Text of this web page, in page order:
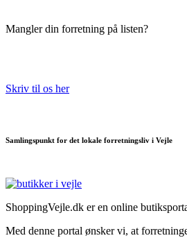
Mangler din forretning på listen?
Skriv til os her
Samlingspunkt for det lokale forretningsliv i Vejle
ShoppingVejle.dk er en online
Med denne portal ønsker vi, at